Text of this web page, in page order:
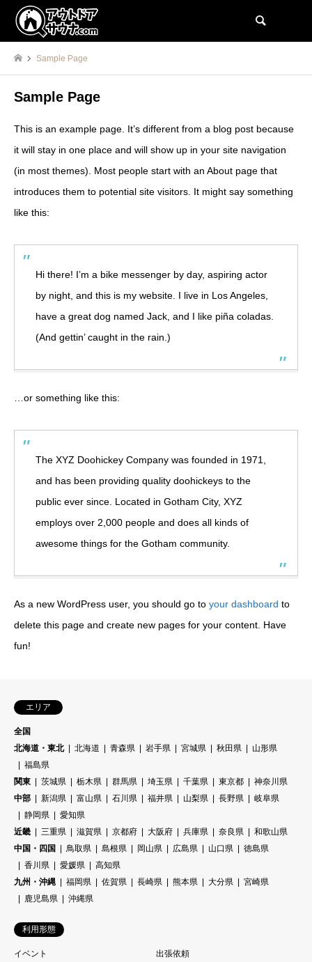
Sample Page
Sample Page
This is an example page. It’s different from a blog post because
it will stay in one place and will show up in your site navigation
(in most themes). Most people start with an About page that
introduces them to potential site visitors. It might say something
like this:
Hi there! I’m a bike messenger by day, aspiring actor
by night, and this is my website. I live in Los Angeles,
have a great dog named Jack, and I like piña coladas.
(And gettin’ caught in the rain.)
…or something like this:
The XYZ Doohickey Company was founded in 1971,
and has been providing quality doohickeys to the
public ever since. Located in Gotham City, XYZ
employs over 2,000 people and does all kinds of
awesome things for the Gotham community.
As a new WordPress user, you should go to your dashboard to
delete this page and create new pages for your content. Have
fun!
エリア
全国
北海道・東北
北海道 青森県 岩手県 宮城県 秋田県
山形県
福島県
関東
茨城県 栃木県 群馬県 埼玉県 千葉県 東京都
神奈川県
中部
新潟県 富山県 石川県 福井県 山梨県 長野県
岐阜県
静岡県
愛知県
近畿
三重県 滋賀県 京都府 大阪府 兵庫県 奈良県
和歌山県
中国・四国
鳥取県 島根県 岡山県 広島県 山口県
徳島県
香川県
愛媛県
高知県
九州・沖縄
福岡県 佐賀県 長崎県 熊本県 大分県
宮崎県
鹿児島県
沖縄県
利用形態
イベント
出張依頼